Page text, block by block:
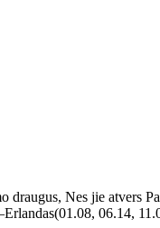
Nes jie atvers
06.14,